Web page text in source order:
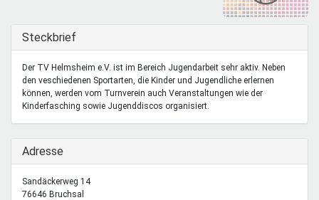
Mentoren & Projekte
Schule & Beruf
Ausblenden
Steckbrief
Der TV Helmsheim e.V. ist im Bereich Jugendarbeit sehr aktiv. Neben
den veschiedenen Sportarten, die Kinder und Jugendliche erlernen
können, werden vom Turnverein auch Veranstaltungen wie der
Kinderfasching sowie Jugenddiscos organisiert.
Ausblenden
Adresse
Sandäckerweg 14
76646 Bruchsal